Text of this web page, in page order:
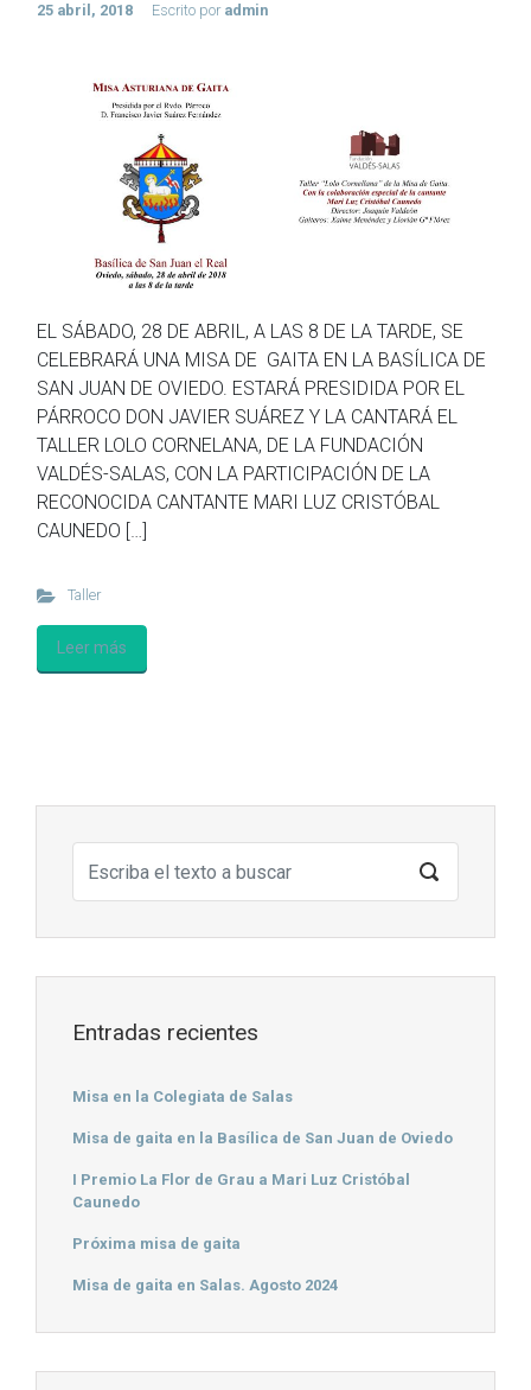
25 abril, 2018 Escrito por admin
EL SÁBADO, 28 DE ABRIL, A LAS 8 DE LA TARDE, SE
CELEBRARÁ UNA MISA DE GAITA EN LA BASÍLICA DE
SAN JUAN DE OVIEDO. ESTARÁ PRESIDIDA POR EL
PÁRROCO DON JAVIER SUÁREZ Y LA CANTARÁ EL
TALLER LOLO CORNELANA, DE LA FUNDACIÓN
VALDÉS-SALAS, CON LA PARTICIPACIÓN DE LA
RECONOCIDA CANTANTE MARI LUZ CRISTÓBAL
CAUNEDO […]
Taller
Leer más
Entradas recientes
Misa en la Colegiata de Salas
Misa de gaita en la Basílica de San Juan de Oviedo
I Premio La Flor de Grau a Mari Luz Cristóbal
Caunedo
Próxima misa de gaita
Misa de gaita en Salas. Agosto 2024